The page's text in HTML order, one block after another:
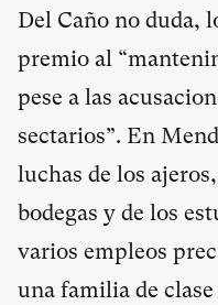
Del Caño no duda,
premio al
pese a las
sectarios”. En
luchas de los
bodegas y de los
varios empleos
una familia de clase